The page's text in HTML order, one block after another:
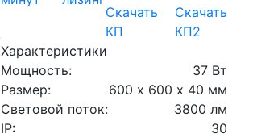
Характеристики
Мощность:
37 Вт
Размер:
600 х 600 х 40 мм
Световой поток:
3800 лм
IP:
30
Скачать
КП
Скачать
КП2